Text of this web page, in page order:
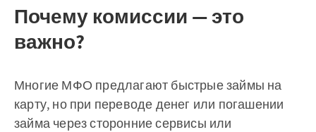
Почему комиссии — это
важно?
Многие МФО предлагают быстрые займы на
карту, но при переводе денег или погашении
займа через сторонние сервисы или